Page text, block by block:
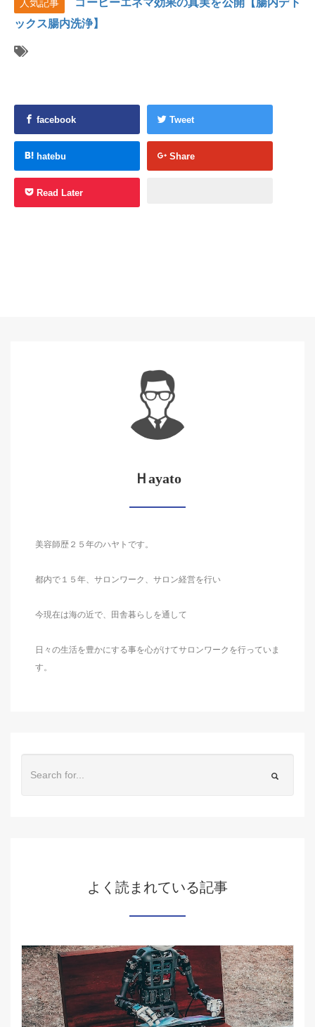
人気記事
コーヒーエネマ効果の真実を公開【腸内デト
ックス腸内洗浄】
facebook Tweet
hatebu Share
Read Later
Ｈayato
美容師歴２５年のハヤトです。
都内で１５年、サロンワーク、サロン経営を行い
今現在は海の近で、田舎暮らしを通して
日々の生活を豊かにする事を心がけてサロンワークを行っていま
す。
よく読まれている記事